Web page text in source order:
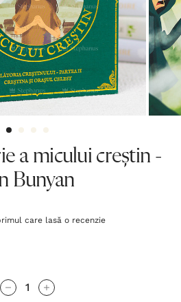
a micului creștin -
Bunyan
care lasă o recenzie